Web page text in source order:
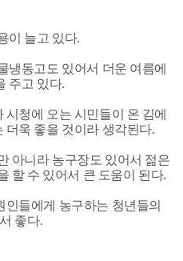
이 늘고 있다.
냉동고도 있어서 더운 여름에
주고 있다.
청에 오는 시민들이 온 김에
더욱 좋을 것이라 생각된다.
아니라 농구장도 있어서 젊은
할 수 있어서 큰 도움이 된다.
들에게 농구하는 청년들의
좋다.